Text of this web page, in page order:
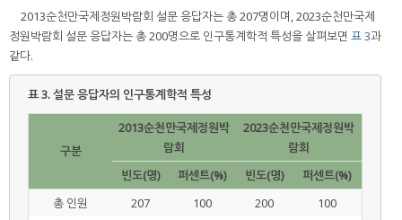
2013순천만국제정원박람회 설문 응답자는 총 207명이며, 2023순천만국제
정원박람회 설문 응답자는 총 200명으로 인구통계학적 특성을 살펴보면 표 3과
같다.
표 3.설문 응답자의 인구통계학적 특성
구분
2013순천만국제정원박
람회
2023순천만국제정원박
람회
빈도(명)
퍼센트(%) 빈도(명)
퍼센트(%)
총 인원
207 100 200 100